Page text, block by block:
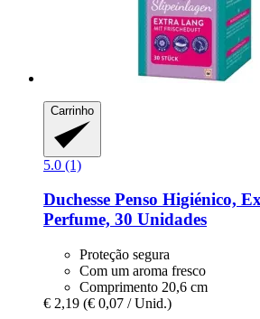
Carrinho
5.0 (1)
Duchesse Penso Higiénico,
Perfume, 30 Unidades
Proteção segura
Com um aroma fresco
Comprimento 20,6 cm
€ 2,19 (€ 0,07 / Unid.)